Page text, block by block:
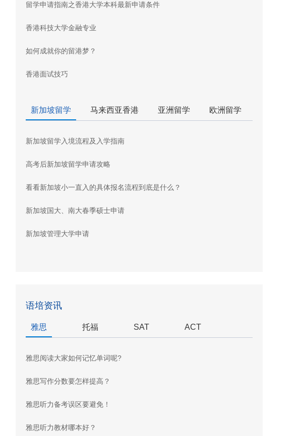
留学申请指南之香港大学本科最新申请条件
香港科技大学金融专业
如何成就你的留港梦？
香港面试技巧
新加坡留学 马来西亚香港 亚洲留学 欧洲留学
新加坡留学入境流程及入学指南
高考后新加坡留学申请攻略
看看新加坡小一直入的具体报名流程到底是什么？
新加坡国大、南大春季硕士申请
新加坡管理大学申请
语培资讯
雅思 托福 SAT ACT
雅思阅读大家如何记忆单词呢?
雅思写作分数要怎样提高？
雅思听力备考误区要避免！
雅思听力教材哪本好？